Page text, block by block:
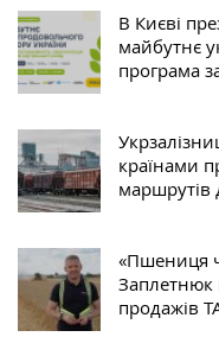
В Києві
майбутнє
програма
країнами
маршрутів
«Пшениця
Заплетнюк
продажів